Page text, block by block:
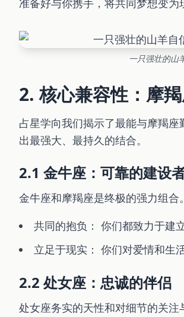
准备好与你携手，将共同梦想变为
一只强壮的山
2. 核心兼容性：摩
占星学向我们揭示了最能与摩羯
出最强大、最持久的结合。
2.1 金牛座：可靠的建设
金牛座和摩羯座是终极的强力组合
共同的抱负： 你们都致力于建
立足于现实： 你们对爱情和生
2.2 处女座：忠诚的伴侣
处女座务实的天性和对细节的关